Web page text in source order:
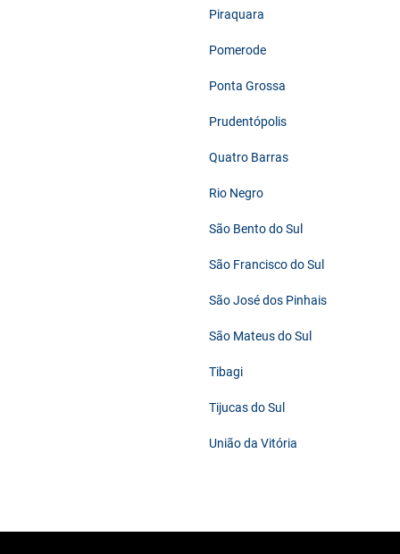
Piraquara
Pomerode
Ponta Grossa
Prudentópolis
Quatro Barras
Rio Negro
São Bento do Sul
São Francisco do Sul
São José dos Pinhais
São Mateus do Sul
Tibagi
Tijucas do Sul
União da Vitória